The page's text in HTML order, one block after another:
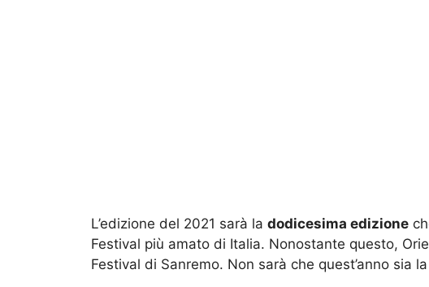
L’edizione del 2021 sarà la dodicesima edizione
Festival più amato di Italia. Nonostante questo,
Festival di Sanremo. Non sarà che quest’anno sia